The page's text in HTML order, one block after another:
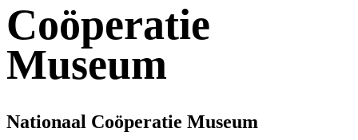
Coöperatie
Museum
Nationaal Coöperatie Museum